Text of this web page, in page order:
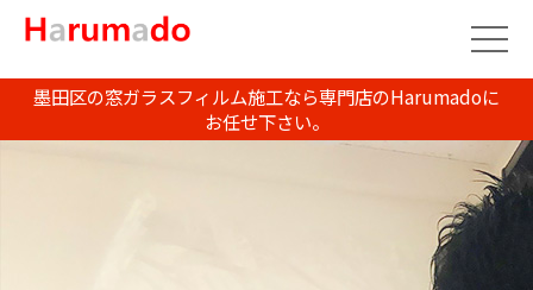
墨田区の窓ガラスフィルム施工なら専門店のHarumadoに
お任せ下さい。